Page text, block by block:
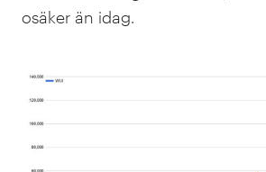
osäker än idag.